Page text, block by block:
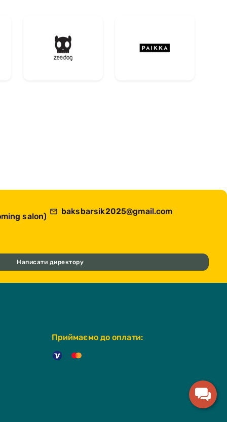
salon)
baksbarsik2025@gmail.com
Написати директору
Приймаємо до оплати: